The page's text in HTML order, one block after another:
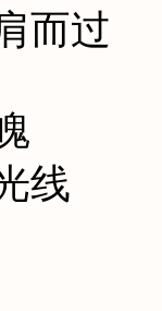
而过
线